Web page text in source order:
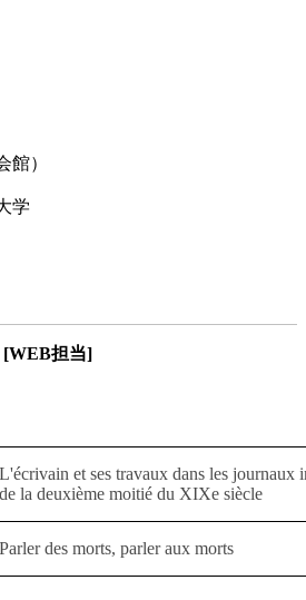
館）
学
[WEB担当]
L'écrivain et ses travaux dans les journaux
de la deuxième moitié du XIXe siècle
Parler des morts, parler aux morts